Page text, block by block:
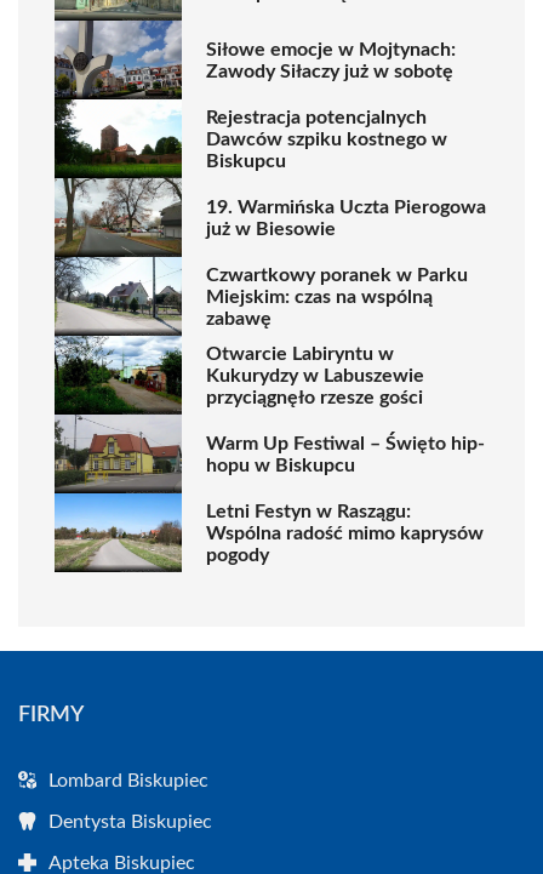
Siłowe emocje w Mojtynach:
Zawody Siłaczy już w sobotę
Rejestracja potencjalnych
Dawców szpiku kostnego w
Biskupcu
19. Warmińska Uczta Pierogowa
już w Biesowie
Czwartkowy poranek w Parku
Miejskim: czas na wspólną
zabawę
Otwarcie Labiryntu w
Kukurydzy w Labuszewie
przyciągnęło rzesze gości
Warm Up Festiwal – Święto hip-
hopu w Biskupcu
Letni Festyn w Raszągu:
Wspólna radość mimo kaprysów
pogody
FIRMY
Lombard Biskupiec
Dentysta Biskupiec
Apteka Biskupiec